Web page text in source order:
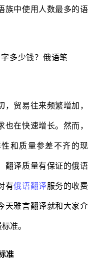
族中使用人数最多的语
贸易往来频繁增加，
在快速增长。然而，
和质量参差不齐的现
翻译质量有保证的俄语
有俄语翻译服务的收费
天雅言翻译就和大家介
准。
准